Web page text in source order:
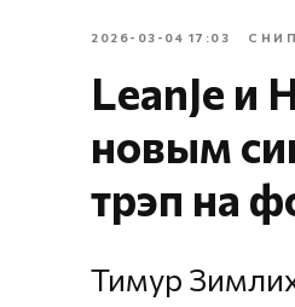
2026-03-04 17:03
LeanJe и
новым
трэп на
Тимур